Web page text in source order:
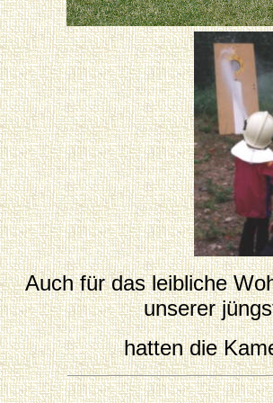
Auch für das leibliche
unserer
hatten die